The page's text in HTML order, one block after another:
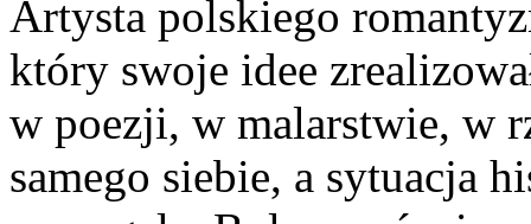
Artysta polskiego
który swoje idee
w poezji, w malar­stwie, w
samego siebie, a sytuacja